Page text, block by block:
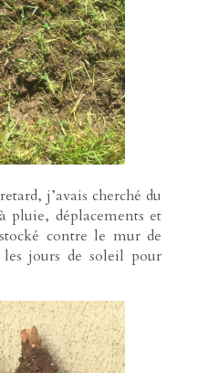
j’avais cherché du
pluie, déplacements et
contre le mur de
les jours de soleil pour